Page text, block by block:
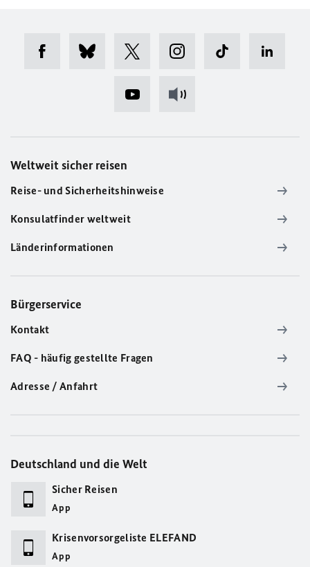
Weltweit sicher reisen
Reise- und Sicherheitshinweise
Konsulatfinder weltweit
Länderinformationen
Bürgerservice
Kontakt
FAQ - häufig gestellte Fragen
Adresse / Anfahrt
Deutschland und die Welt
Sicher Reisen
App
Krisenvorsorgeliste ELEFAND
App